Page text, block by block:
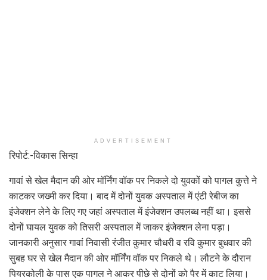
ADVERTISEMENT
रिपोर्ट:-विकास सिन्हा
गावां से खेल मैदान की ओर मॉर्निंग वॉक पर निकले दो युवकों को पागल कुत्ते ने
काटकर जख्मी कर दिया। बाद में दोनों युवक अस्पताल में एंटी रेबीज का
इंजेक्शन लेने के लिए गए जहां अस्पताल में इंजेक्शन उपलब्ध नहीं था। इससे
दोनों घायल युवक को तिसरी अस्पताल में जाकर इंजेक्शन लेना पड़ा।
जानकारी अनुसार गावां निवासी रंजीत कुमार चौधरी व रवि कुमार बुधवार की
सुबह घर से खेल मैदान की ओर मॉर्निंग वॉक पर निकले थे। लौटने के दौरान
पियरकोली के पास एक पागल ने आकर पीछे से दोनों को पैर में काट लिया।